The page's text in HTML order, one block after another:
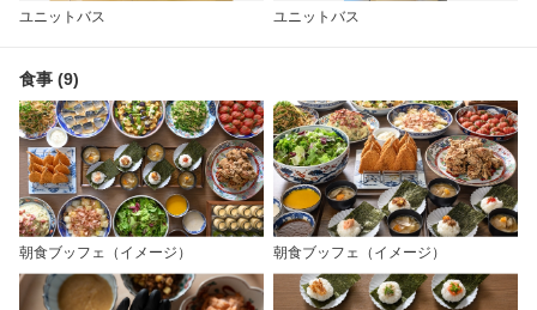
ユニットバス ユニットバス
食事 (9)
朝食ブッフェ（イメージ） 朝食ブッフェ（イメージ）